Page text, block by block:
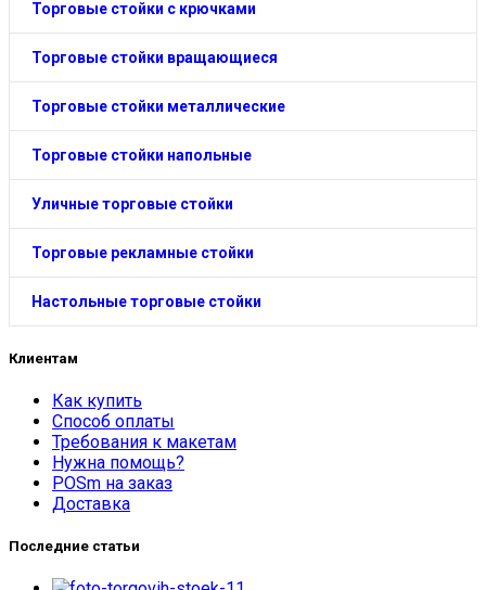
Торговые стойки с крючками
Торговые стойки вращающиеся
Торговые стойки металлические
Торговые стойки напольные
Уличные торговые стойки
Торговые рекламные стойки
Настольные торговые стойки
Клиентам
Как купить
Способ оплаты
Требования к макетам
Нужна помощь?
POSm на заказ
Доставка
Последние статьи